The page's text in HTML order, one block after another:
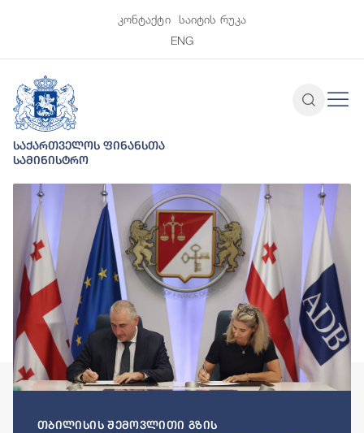
კონტაქტი
საიტის რუკა
ENG
საქართველოს ფინანსთა
სამინისტრო
თბილისის შემოვლითი გზის